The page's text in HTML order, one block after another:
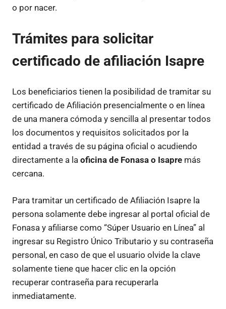
o por nacer.
Trámites para solicitar
certificado de afiliación Isapre
Los beneficiarios tienen la posibilidad de tramitar su
certificado de Afiliación presencialmente o en línea
de una manera cómoda y sencilla al presentar todos
los documentos y requisitos solicitados por la
entidad a través de su página oficial o acudiendo
directamente a la oficina de Fonasa o Isapre más
cercana.
Para tramitar un certificado de Afiliación Isapre la
persona solamente debe ingresar al portal oficial de
Fonasa y afiliarse como “Súper Usuario en Línea” al
ingresar su Registro Único Tributario y su contraseña
personal, en caso de que el usuario olvide la clave
solamente tiene que hacer clic en la opción
recuperar contraseña para recuperarla
inmediatamente.